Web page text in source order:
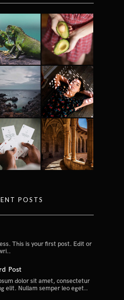
POSTS
This is your first post. Edit or
Post
dolor sit amet, consectetur
elit. Nullam semper leo eget..